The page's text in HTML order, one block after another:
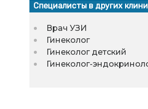
Специалисты в других
Врач УЗИ
Гинеколог
Гинеколог детский
Гинеколог-